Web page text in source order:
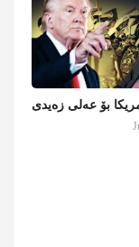
بۆ عەلی زەیدی